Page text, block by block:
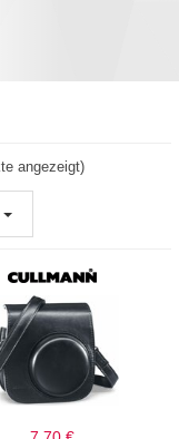
angezeigt)